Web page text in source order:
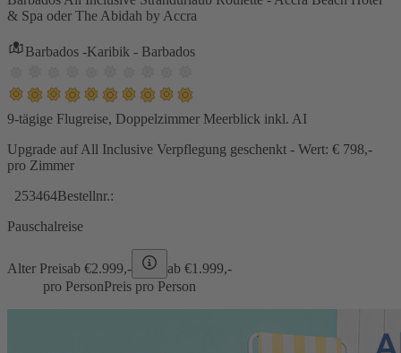
& Spa oder The Abidah by Accra
Barbados -Karibik - Barbados
9-tägige Flugreise, Doppelzimmer Meerblick inkl. AI
Upgrade auf All Inclusive Verpflegung geschenkt - Wert: € 798,-
pro Zimmer
253464Bestellnr.:
Pauschalreise
Alter Preisab €2.999,- ab €1.999,-
pro PersonPreis pro Person